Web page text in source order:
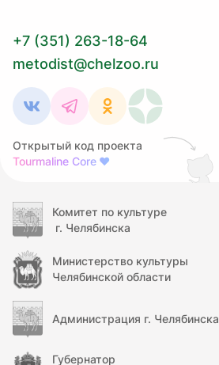
+7 (351) 263-18-64
metodist@chelzoo.ru
Открытый код проекта
Tourmaline Core ❤
Комитет по культуре
г. Челябинска
Министерство культуры
Челябинской области
Администрация г. Челябинска
Губернатор